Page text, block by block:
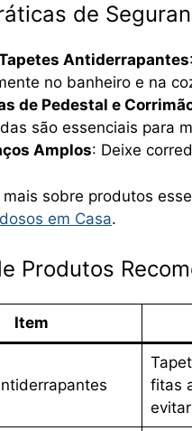
de
Antiderrapantes
no banheiro e na
de Pedestal e
são essenciais para
Amplos: Deixe
mais sobre produtos
em Casa.
Produtos
Item
fitas